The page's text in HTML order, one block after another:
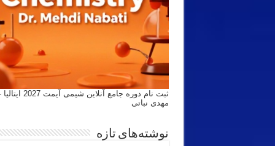
ثبت نام دوره جامع
مهدی نباتی
نوشته‌های تازه